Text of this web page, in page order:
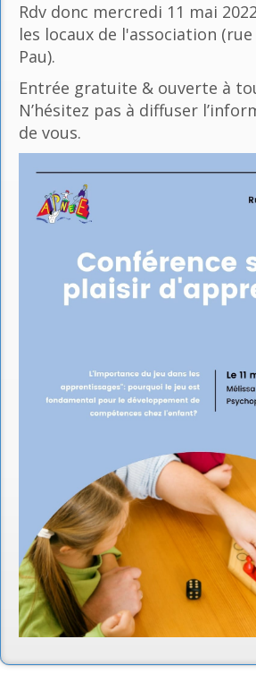
Rdv donc mercredi 11 mai
les locaux de l'association (rue
Pau).
Entrée gratuite & ouverte à
N’hésitez pas à diffuser
de vous.